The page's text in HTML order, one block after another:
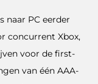
naar PC eerder
concurrent Xbox,
voor de first-
van één AAA-